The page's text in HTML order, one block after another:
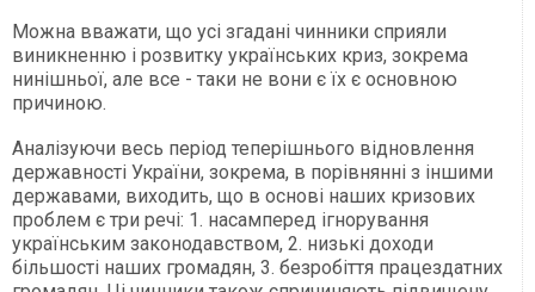
Можна вважати, що усі згадані чинники сприяли
виникненню і розвитку українських криз, зокрема
нинішньої, але все - таки не вони є їх є основною
причиною.
Аналізуючи весь період теперішнього відновлення
державності України, зокрема, в порівнянні з іншими
державами, виходить, що в основі наших кризових
проблем є три речі: 1. насамперед ігнорування
українським законодавством, 2. низькі доходи
більшості наших громадян, 3. безробіття працездатних